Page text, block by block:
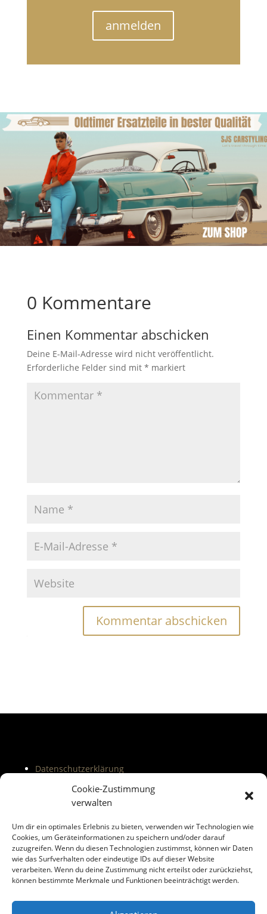
Cookie-Zustimmung
verwalten
Um dir ein optimales Erlebnis zu bieten, verwenden wir Technologien wie
Cookies, um Geräteinformationen zu speichern und/oder darauf
zuzugreifen. Wenn du diesen Technologien zustimmst, können wir Daten
wie das Surfverhalten oder eindeutige IDs auf dieser Website
verarbeiten. Wenn du deine Zustimmung nicht erteilst oder zurückziehst,
können bestimmte Merkmale und Funktionen beeinträchtigt werden.
anmelden
0 Kommentare
Einen Kommentar abschicken
Deine E-Mail-Adresse wird nicht veröffentlicht.
Erforderliche Felder sind mit * markiert
Kommentar abschicken
Datenschutzerklärung
Impressum